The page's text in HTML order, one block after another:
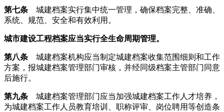
第七条 城建档案实行集中统一管理，确保档案完整、准确、
系统、规范、安全和有效利用。
城市建设工程档案应当实行全生命周期管理。
第八条 城建档案机构应当制定城建档案收集范围细则和工作
方案，报城建档案管理部门审核，并经同级档案主管部门同意
后施行。
第九条 城建档案管理部门应当加强城建档案工作人才培养，
为城建档案工作人员教育培训、职称评审、岗位聘用等创造条